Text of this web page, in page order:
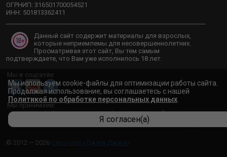
ОГРНИП: 316501700054521
ИНН: 501813362411
Данный сайт содержит материалы для взрослых,
которые неприемлемы для несовершеннолетних.
Просматривая этот сайт, Вы тем самым
подтверждаете, что Вам уже исполнилось 18 лет.
Мы в соцсетях:
Мы принимаем:
© 2012 — 2026 Секс-шоп «Джага Джага»
Мы используем cookie-файлы для оптимизации работы сайта.
Продолжая использование, вы соглашаетесь с нашей
Политикой по обработке персональных данных
Я согласен(а)